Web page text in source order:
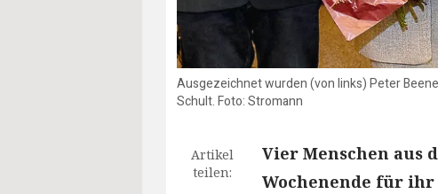
Ausgezeichnet wurden (von links) Peter
Schult. Foto: Stromann
Artikel
teilen:
Vier Menschen aus
Wochenende für